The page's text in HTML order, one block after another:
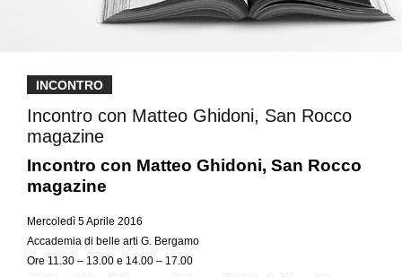
INCONTRO
Incontro con Matteo Ghidoni, San Rocco
magazine
Incontro con Matteo Ghidoni, San Rocco
magazine
Mercoledì 5 Aprile 2016
Accademia di belle arti G. Bergamo
Ore 11.30 – 13.00 e 14.00 – 17.00